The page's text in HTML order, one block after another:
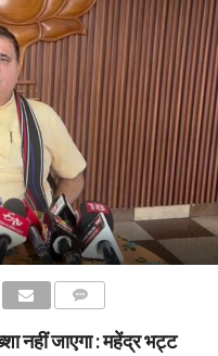
नहीं जाएगा : महेंद्र भट्ट